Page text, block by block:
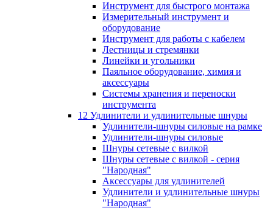
Инструмент для быстрого монтажа
Измерительный инструмент и
оборудование
Инструмент для работы с кабелем
Лестницы и стремянки
Линейки и угольники
Паяльное оборудование, химия и
аксессуары
Системы хранения и переноски
инструмента
12 Удлинители и удлинительные шнуры
Удлинители-шнуры силовые на рамке
Удлинители-шнуры силовые
Шнуры сетевые с вилкой
Шнуры сетевые с вилкой - серия
"Народная"
Аксессуары для удлинителей
Удлинители и удлинительные шнуры
"Народная"